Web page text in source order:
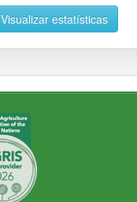
Visualizar estatísticas